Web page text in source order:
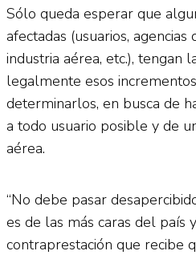
Sólo queda esperar que
afectadas (usuarios,
industria aérea, etc.), tengan
legalmente esos
determinarlos, en busca de
a todo usuario posible y de
aérea.
“No debe pasar
es de las más caras del país
contraprestación que recibe